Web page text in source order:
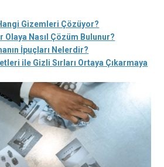
Gizemleri Çözüyor?
Olaya Nasıl Çözüm Bulunur?
İpuçları Nelerdir?
ile Gizli Sırları Ortaya Çıkarmaya